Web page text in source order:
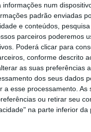
num
padrão enviadas
e conteúdos,
parceiros poderemos
Poderá clicar para
conforme descrito
as suas preferências
dos seus dados
esse processamento. As
ou retirar seu
na parte inferior da
bases, compete ao
estabilidade e a
compensada pela
tripla vitória:
que reduzem
empresas de